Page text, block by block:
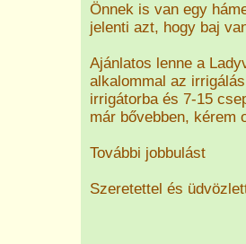
Önnek is van egy
jelenti azt, hogy baj
Ajánlatos lenne a
alkalommal az
irrigátorba és 7-15
már bővebben, kérem
További jobbulást
Szeretettel és